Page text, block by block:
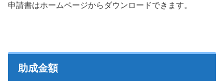
申請書はホームページからダウンロードできます。
助成金額